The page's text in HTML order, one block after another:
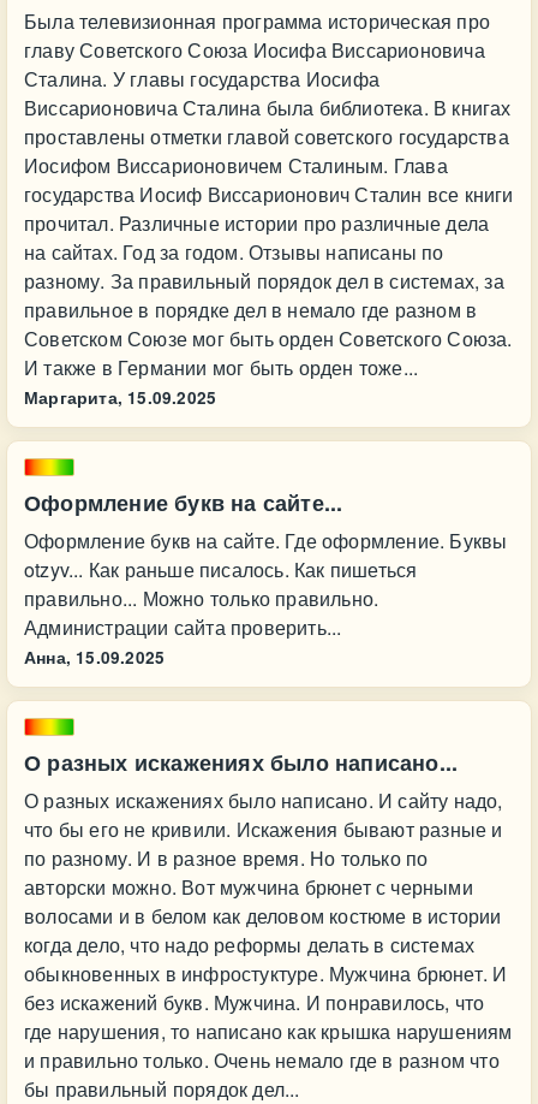
Была телевизионная программа историческая про
главу Советского Союза Иосифа Виссарионовича
Сталина. У главы государства Иосифа
Виссарионовича Сталина была библиотека. В книгах
проставлены отметки главой советского государства
Иосифом Виссарионовичем Сталиным. Глава
государства Иосиф Виссарионович Сталин все книги
прочитал. Различные истории про различные дела
на сайтах. Год за годом. Отзывы написаны по
разному. За правильный порядок дел в системах, за
правильное в порядке дел в немало где разном в
Советском Союзе мог быть орден Советского Союза.
И также в Германии мог быть орден тоже...
Маргарита, 15.09.2025
Оформление букв на сайте...
Оформление букв на сайте. Где оформление. Буквы
otzyv... Как раньше писалось. Как пишеться
правильно... Можно только правильно.
Администрации сайта проверить...
Анна, 15.09.2025
О разных искажениях было написано...
О разных искажениях было написано. И сайту надо,
что бы его не кривили. Искажения бывают разные и
по разному. И в разное время. Но только по
авторски можно. Вот мужчина брюнет с черными
волосами и в белом как деловом костюме в истории
когда дело, что надо реформы делать в системах
обыкновенных в инфростуктуре. Мужчина брюнет. И
без искажений букв. Мужчина. И понравилось, что
где нарушения, то написано как крышка нарушениям
и правильно только. Очень немало где в разном что
бы правильный порядок дел...